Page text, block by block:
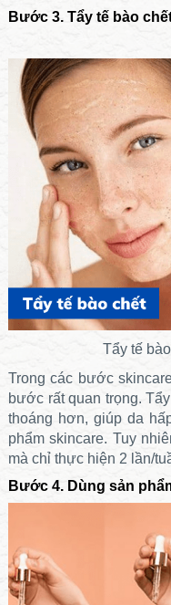
Bước 3. Tẩy tế bào
Tẩy tế
Trong các bước
bước rất quan trọng.
thoáng hơn, giúp da
phẩm skincare. Tuy
mà chỉ thực hiện 2 lần/
Bước 4. Dùng sản